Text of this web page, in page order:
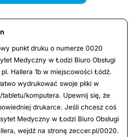
punkt druku o numerze 0020
Medyczny w Łodzi Biuro Obsługi
Hallera 1b w miejscowości Łódź.
wydrukować swoje pliki w
komputera. Upewnij się, że
drukarce. Jeśli chcesz coś
Medyczny w Łodzi Biuro Obsługi
wejdź na stronę zeccer.pl/0020.